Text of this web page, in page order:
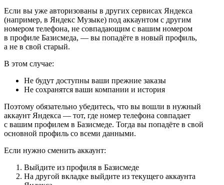
Если вы уже авторизованы в других сервисах Яндекса
(например, в Яндекс Музыке) под аккаунтом с другим
номером телефона, не совпадающим с вашим номером
в профиле Базисмеда, — вы попадёте в новый профиль,
а не в свой старый.
В этом случае:
Не будут доступны ваши прежние заказы
Не сохранятся ваши компании и история
Поэтому обязательно убедитесь, что вы вошли в нужный
аккаунт Яндекса — тот, где номер телефона совпадает
с вашим профилем в Базисмеде. Тогда вы попадёте в свой
основной профиль со всеми данными.
Если нужно сменить аккаунт:
Выйдите из профиля в Базисмеде
На другой вкладке выйдите из текущего аккаунта